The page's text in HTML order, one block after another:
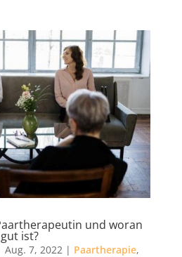
und woran
ist?
Aug. 7, 2022| Paartherapie,